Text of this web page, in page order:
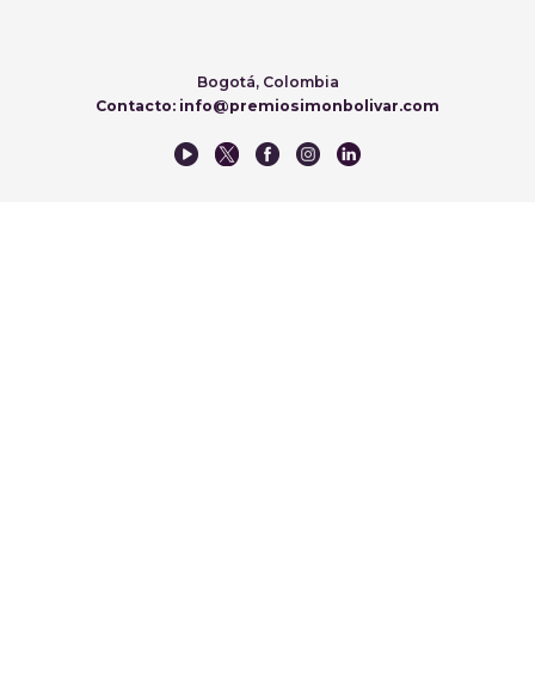
Bogotá, Colombia
Contacto: info@premiosimonbolivar.com